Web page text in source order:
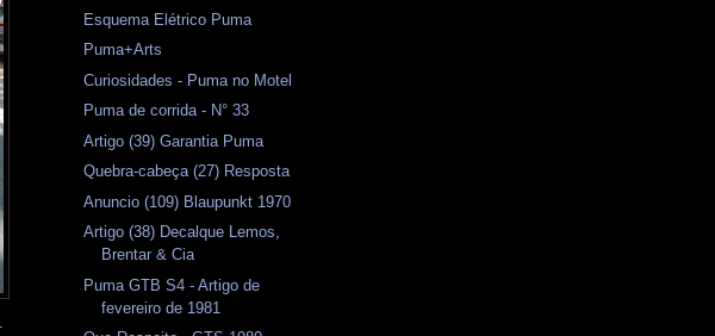
Esquema Elétrico Puma
Puma+Arts
Curiosidades - Puma no Motel
Puma de corrida - N° 33
Artigo (39) Garantia Puma
Quebra-cabeça (27) Resposta
Anuncio (109) Blaupunkt 1970
Artigo (38) Decalque Lemos,
Brentar & Cia
Puma GTB S4 - Artigo de
fevereiro de 1981